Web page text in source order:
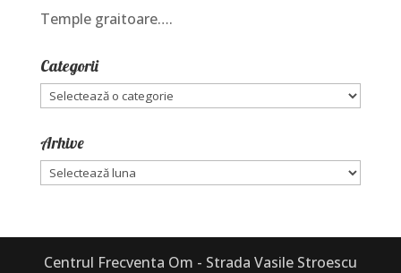
Temple graitoare….
Categorii
Categorii
Arhive
Arhive
Centrul Frecventa Om - Strada Vasile Stroescu